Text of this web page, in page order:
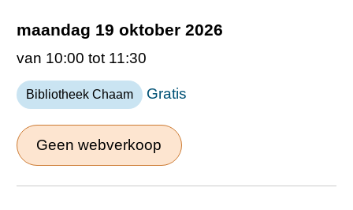
maandag 19 oktober 2026
van 10:00 tot 11:30
Bibliotheek Chaam Gratis
Geen webverkoop